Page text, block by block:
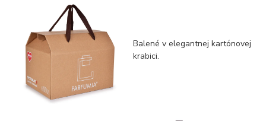
Balené v elegantnej kartónovej
krabici.